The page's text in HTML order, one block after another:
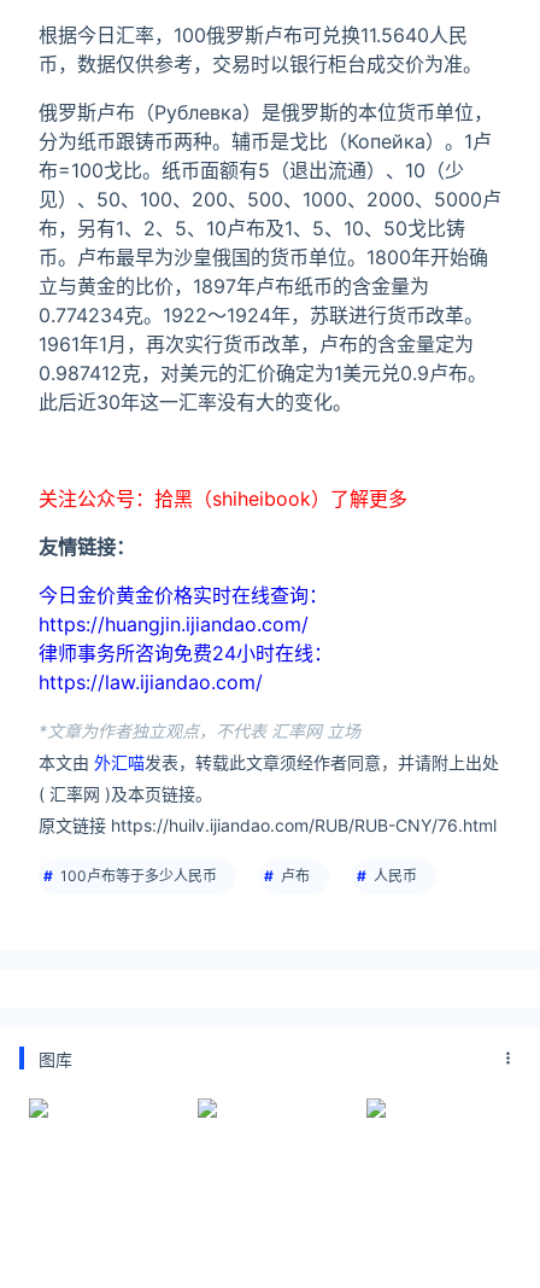
根据今日汇率，100俄罗斯卢布可兑换11.5640人民
币，数据仅供参考，交易时以银行柜台成交价为准。
俄罗斯卢布（Рублевка）是俄罗斯的本位货币单位，
分为纸币跟铸币两种。辅币是戈比（Копейка）。1卢
布=100戈比。纸币面额有5（退出流通）、10（少
见）、50、100、200、500、1000、2000、5000卢
布，另有1、2、5、10卢布及1、5、10、50戈比铸
币。卢布最早为沙皇俄国的货币单位。1800年开始确
立与黄金的比价，1897年卢布纸币的含金量为
0.774234克。1922～1924年，苏联进行货币改革。
1961年1月，再次实行货币改革，卢布的含金量定为
0.987412克，对美元的汇价确定为1美元兑0.9卢布。
此后近30年这一汇率没有大的变化。
关注公众号：拾黑（shiheibook）了解更多
友情链接：
今日金价黄金价格实时在线查询：
https://huangjin.ijiandao.com/
律师事务所咨询免费24小时在线：
https://law.ijiandao.com/
*文章为作者独立观点，不代表 汇率网 立场
本文由 外汇喵发表，转载此文章须经作者同意，并请附上出处
( 汇率网 )及本页链接。
原文链接 https://huilv.ijiandao.com/RUB/RUB-CNY/76.html
100卢布等于多少人民币 卢布 人民币
图库